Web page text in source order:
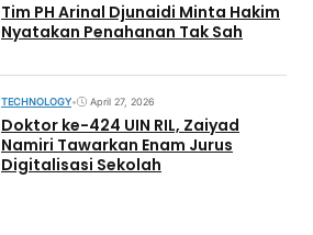
Tim PH Arinal Djunaidi Minta Hakim
Nyatakan Penahanan Tak Sah
TECHNOLOGY• April 27, 2026
Doktor ke-424 UIN RIL, Zaiyad
Namiri Tawarkan Enam Jurus
Digitalisasi Sekolah